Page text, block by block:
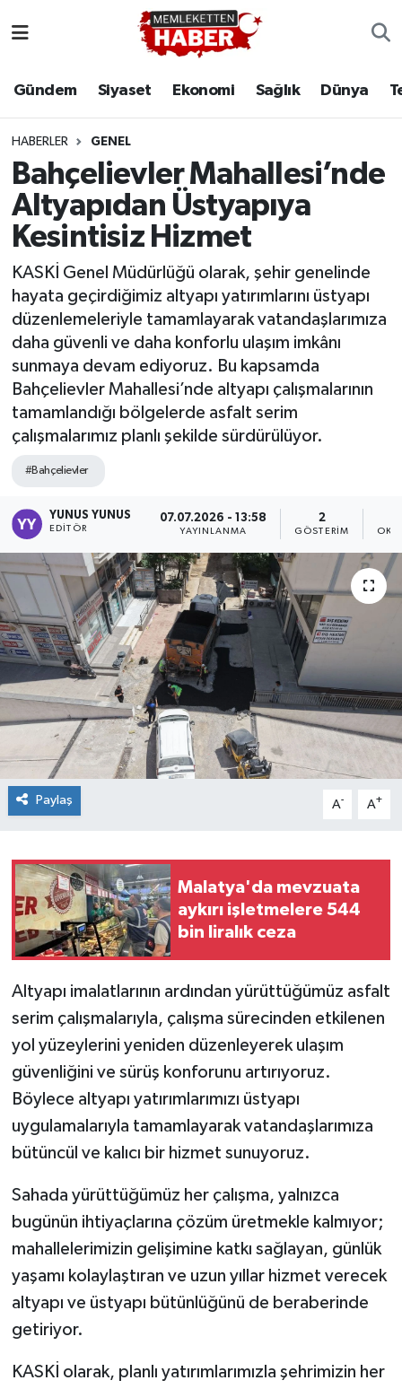
Gündem Siyaset Ekonomi Sağlık Dünya
HABERLER GENEL
Bahçelievler Mahallesi’nde
Altyapıdan Üstyapıya
Kesintisiz Hizmet
KASKİ Genel Müdürlüğü olarak, şehir genelinde
hayata geçirdiğimiz altyapı yatırımlarını üstyapı
düzenlemeleriyle tamamlayarak vatandaşlarımıza
daha güvenli ve daha konforlu ulaşım imkânı
sunmaya devam ediyoruz. Bu kapsamda
Bahçelievler Mahallesi’nde altyapı çalışmalarının
tamamlandığı bölgelerde asfalt serim
çalışmalarımız planlı şekilde sürdürülüyor.
#Bahçelievler
YUNUS YUNUS
EDITÖR
07.07.2026 - 13:58
YAYINLANMA
2
GÖSTERIM
Paylaş A- A+
Malatya'da mevzuata
aykırı işletmelere 544
bin liralık ceza
Altyapı imalatlarının ardından yürüttüğümüz asfalt
serim çalışmalarıyla, çalışma sürecinden etkilenen
yol yüzeylerini yeniden düzenleyerek ulaşım
güvenliğini ve sürüş konforunu artırıyoruz.
Böylece altyapı yatırımlarımızı üstyapı
uygulamalarıyla tamamlayarak vatandaşlarımıza
bütüncül ve kalıcı bir hizmet sunuyoruz.
Sahada yürüttüğümüz her çalışma, yalnızca
bugünün ihtiyaçlarına çözüm üretmekle kalmıyor;
mahallelerimizin gelişimine katkı sağlayan, günlük
yaşamı kolaylaştıran ve uzun yıllar hizmet verecek
altyapı ve üstyapı bütünlüğünü de beraberinde
getiriyor.
KASKİ olarak, planlı yatırımlarımızla şehrimizin her